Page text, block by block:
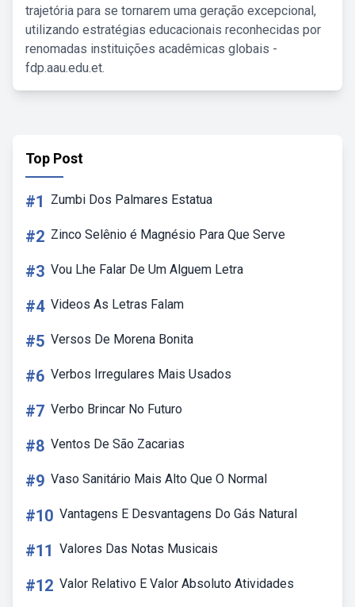
trajetória para se tornarem uma geração excepcional,
utilizando estratégias educacionais reconhecidas por
renomadas instituições acadêmicas globais -
fdp.aau.edu.et.
Top Post
#1 Zumbi Dos Palmares Estatua
#2 Zinco Selênio é Magnésio Para Que Serve
#3 Vou Lhe Falar De Um Alguem Letra
#4 Videos As Letras Falam
#5 Versos De Morena Bonita
#6 Verbos Irregulares Mais Usados
#7 Verbo Brincar No Futuro
#8 Ventos De São Zacarias
#9 Vaso Sanitário Mais Alto Que O Normal
#10 Vantagens E Desvantagens Do Gás Natural
#11 Valores Das Notas Musicais
#12 Valor Relativo E Valor Absoluto Atividades